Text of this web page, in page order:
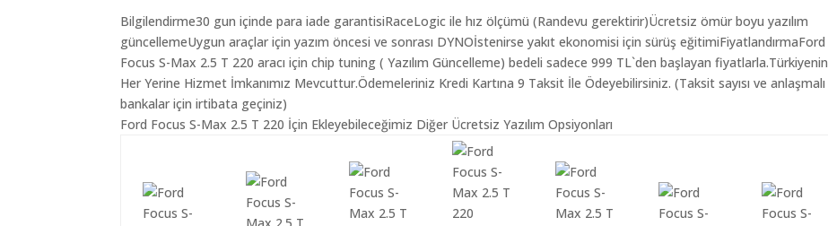
Bilgilendirme30 gun içinde para iade garantisiRaceLogic ile hız ölçümü (Randevu gerektirir)Ücretsiz ömür boyu yazılım
güncellemeUygun araçlar için yazım öncesi ve sonrası DYNOİstenirse yakıt ekonomisi için sürüş eğitimiFiyatlandırmaFord
Focus S-Max 2.5 T 220 aracı için chip tuning ( Yazılım Güncelleme) bedeli sadece 999 TL`den başlayan fiyatlarla.Türkiyenin
Her Yerine Hizmet İmkanımız Mevcuttur.Ödemeleriniz Kredi Kartına 9 Taksit İle Ödeyebilirsiniz. (Taksit sayısı ve anlaşmalı
bankalar için irtibata geçiniz)
Ford Focus S-Max 2.5 T 220 İçin Ekleyebileceğimiz Diğer Ücretsiz Yazılım Opsiyonları